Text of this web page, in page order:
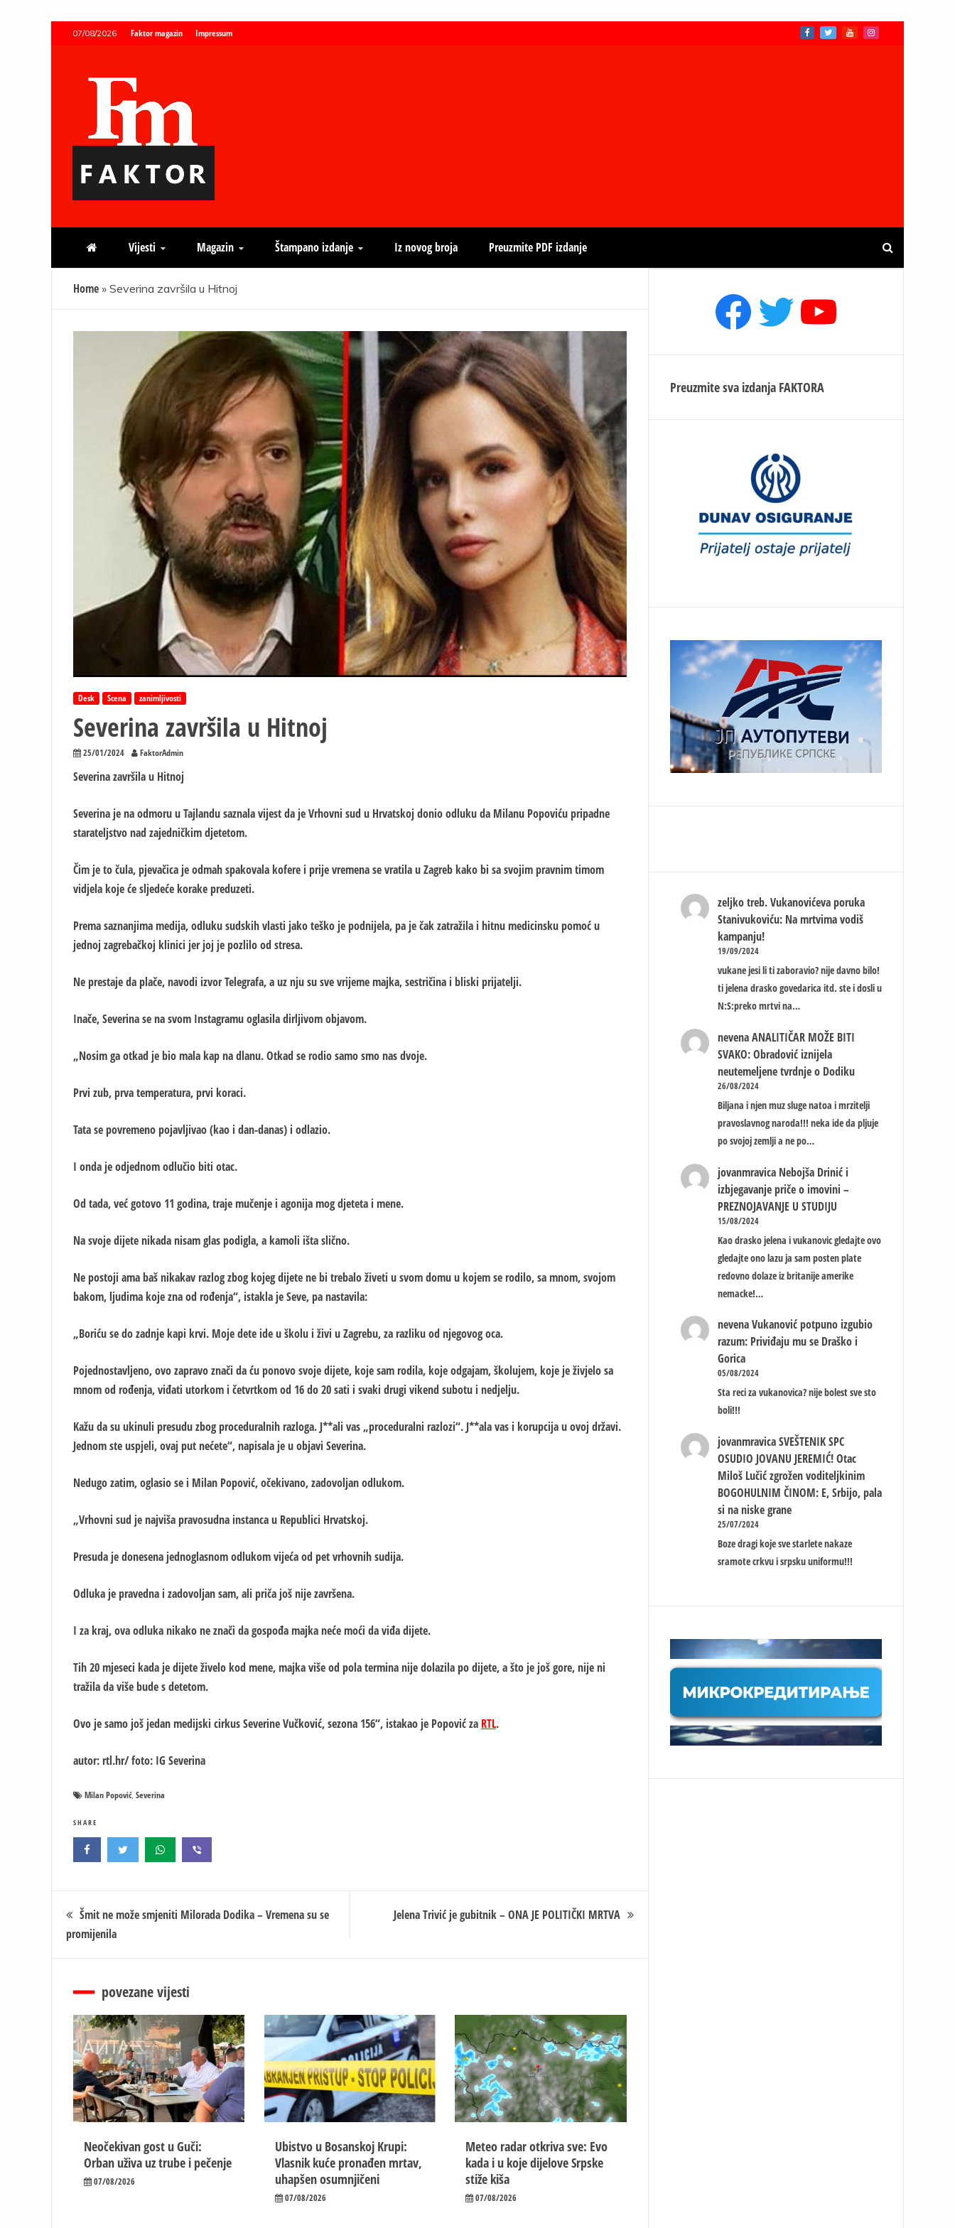
07/08/2026 Faktor magazin Impressum
Faktor magazin
Vijesti Magazin Štampano izdanje Iz novog broja Preuzmite PDF izdanje
Home » Severina završila u Hitnoj
Desk Scena zanimljivosti
Severina završila u Hitnoj
25/01/2024 FaktorAdmin
Severina završila u Hitnoj
Severina je na odmoru u Tajlandu saznala vijest da je Vrhovni sud u Hrvatskoj donio odluku da Milanu Popoviću pripadne
starateljstvo nad zajedničkim djetetom.
Čim je to čula, pjevačica je odmah spakovala kofere i prije vremena se vratila u Zagreb kako bi sa svojim pravnim timom
vidjela koje će sljedeće korake preduzeti.
Prema saznanjima medija, odluku sudskih vlasti jako teško je podnijela, pa je čak zatražila i hitnu medicinsku pomoć u
jednoj zagrebačkoj klinici jer joj je pozlilo od stresa.
Ne prestaje da plače, navodi izvor Telegrafa, a uz nju su sve vrijeme majka, sestričina i bliski prijatelji.
Inače, Severina se na svom Instagramu oglasila dirljivom objavom.
„Nosim ga otkad je bio mala kap na dlanu. Otkad se rodio samo smo nas dvoje.
Prvi zub, prva temperatura, prvi koraci.
Tata se povremeno pojavljivao (kao i dan-danas) i odlazio.
I onda je odjednom odlučio biti otac.
Od tada, već gotovo 11 godina, traje mučenje i agonija mog djeteta i mene.
Na svoje dijete nikada nisam glas podigla, a kamoli išta slično.
Ne postoji ama baš nikakav razlog zbog kojeg dijete ne bi trebalo živeti u svom domu u kojem se rodilo, sa mnom, svojom
bakom, ljudima koje zna od rođenja“, istakla je Seve, pa nastavila:
„Boriću se do zadnje kapi krvi. Moje dete ide u školu i živi u Zagrebu, za razliku od njegovog oca.
Pojednostavljeno, ovo zapravo znači da ću ponovo svoje dijete, koje sam rodila, koje odgajam, školujem, koje je živjelo sa
mnom od rođenja, viđati utorkom i četvrtkom od 16 do 20 sati i svaki drugi vikend subotu i nedjelju.
Kažu da su ukinuli presudu zbog proceduralnih razloga. J**ali vas „proceduralni razlozi“. J**ala vas i korupcija u ovoj državi.
Jednom ste uspjeli, ovaj put nećete“, napisala je u objavi Severina.
Nedugo zatim, oglasio se i Milan Popović, očekivano, zadovoljan odlukom.
„Vrhovni sud je najviša pravosudna instanca u Republici Hrvatskoj.
Presuda je donesena jednoglasnom odlukom vijeća od pet vrhovnih sudija.
Odluka je pravedna i zadovoljan sam, ali priča još nije završena.
I za kraj, ova odluka nikako ne znači da gospođa majka neće moći da viđa dijete.
Tih 20 mjeseci kada je dijete živelo kod mene, majka više od pola termina nije dolazila po dijete, a što je još gore, nije ni
tražila da više bude s detetom.
Ovo je samo još jedan medijski cirkus Severine Vučković, sezona 156“, istakao je Popović za RTL.
autor: rtl.hr/ foto: IG Severina
Milan Popović, Severina
SHARE
Кретање
чланка
Šmit ne može smjeniti Milorada Dodika – Vremena su se
promijenila
Jelena Trivić je gubitnik – ONA JE POLITIČKI MRTVA
povezane vijesti
Neočekivan gost u Guči:
Orban uživa uz trube i pečenje
07/08/2026
Ubistvo u Bosanskoj Krupi:
Vlasnik kuće pronađen mrtav,
uhapšen osumnjičeni
07/08/2026
Meteo radar otkriva sve: Evo
kada i u koje dijelove Srpske
stiže kiša
07/08/2026
Facebook
TwitterYouTube
Preuzmite sva izdanja FAKTORA
zeljko treb. Vukanovićeva poruka
Stanivukoviću: Na mrtvima vodiš
kampanju!
19/09/2024
vukane jesi li ti zaboravio? nije davno bilo!
ti jelena drasko govedarica itd. ste i dosli u
N:S:preko mrtvi na…
nevena ANALITIČAR MOŽE BITI
SVAKO: Obradović iznijela
neutemeljene tvrdnje o Dodiku
26/08/2024
Biljana i njen muz sluge natoa i mrzitelji
pravoslavnog naroda!!! neka ide da pljuje
po svojoj zemlji a ne po…
jovanmravica Nebojša Drinić i
izbjegavanje priče o imovini –
PREZNOJAVANJE U STUDIJU
15/08/2024
Kao drasko jelena i vukanovic gledajte ovo
gledajte ono lazu ja sam posten plate
redovno dolaze iz britanije amerike
nemacke!…
nevena Vukanović potpuno izgubio
razum: Priviđaju mu se Draško i
Gorica
05/08/2024
Sta reci za vukanovica? nije bolest sve sto
boli!!!
jovanmravica SVEŠTENIK SPC
OSUDIO JOVANU JEREMIĆ! Otac
Miloš Lučić zgrožen voditeljkinim
BOGOHULNIM ČINOM: E, Srbijo, pala
si na niske grane
25/07/2024
Boze dragi koje sve starlete nakaze
sramote crkvu i srpsku uniformu!!!